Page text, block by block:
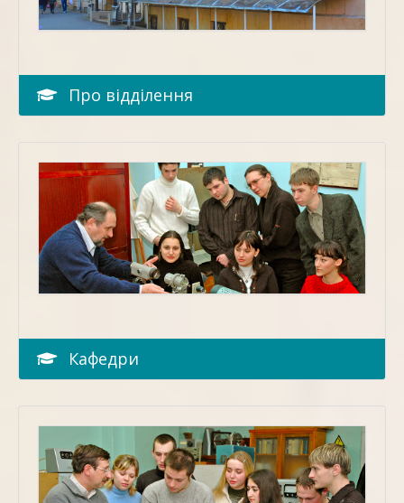
Про відділення
Кафедри